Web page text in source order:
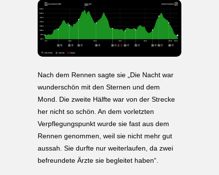
Nach dem Rennen sagte sie „Die Nacht war
wunderschön mit den Sternen und dem
Mond. Die zweite Hälfte war von der Strecke
her nicht so schön. An dem vorletzten
Verpflegungspunkt wurde sie fast aus dem
Rennen genommen, weil sie nicht mehr gut
aussah. Sie durfte nur weiterlaufen, da zwei
befreundete Ärzte sie begleitet haben“.